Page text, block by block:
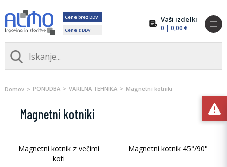
Cene brez DDV
Cene z DDV
Vaši izdelki
0 | 0,00 €
Domov PONUDBA VARILNA TEHNIKA Magnetni kotniki
Magnetni kotniki
Magnetni kotnik z večimi
koti
Magnetni kotnik 45°/90°